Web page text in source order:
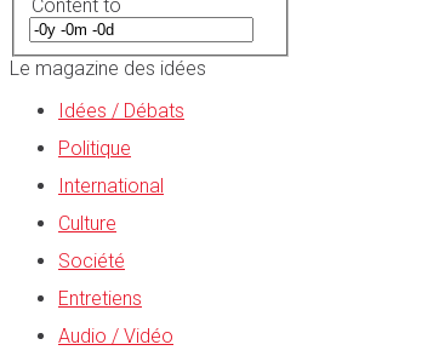
Content to
Le magazine des idées
Idées / Débats
Politique
International
Culture
Société
Entretiens
Audio / Vidéo